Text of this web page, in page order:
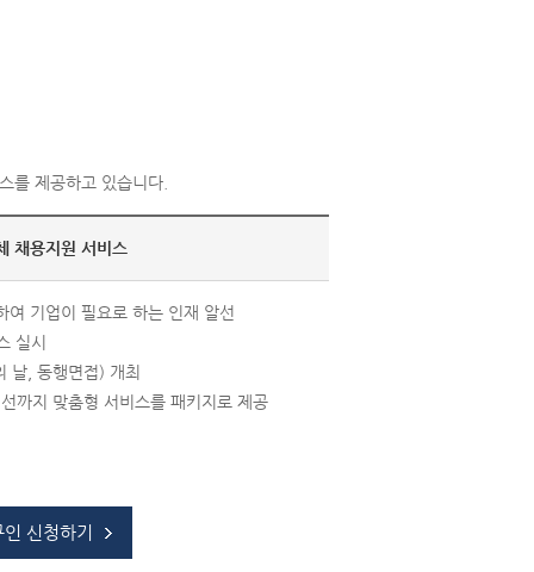
를 제공하고 있습니다.
채용지원 서비스
기업이 필요로 하는 인재 알선
실시
날, 동행면접) 개최
까지 맞춤형 서비스를 패키지로 제공
신청하기